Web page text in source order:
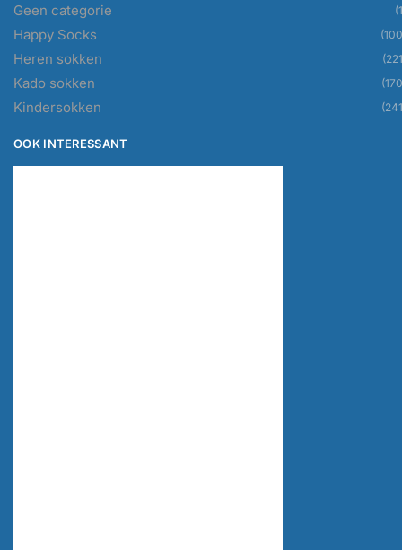
Geen categorie
Happy Socks
Heren sokken
Kado sokken
Kindersokken
OOK INTERESSANT